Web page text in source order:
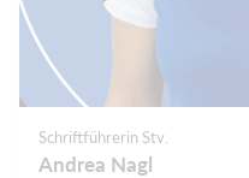
Schriftführerin Stv.
Andrea Nagl